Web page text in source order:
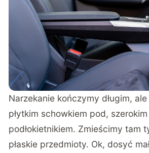
Narzekanie kończymy długim,
płytkim schowkiem pod,
podłokietnikiem. Zmieścimy tam
płaskie przedmioty. Ok, dosyć